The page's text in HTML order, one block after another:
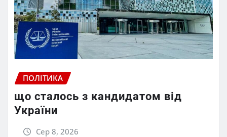
ПОЛІТИКА
що сталось з кандидатом від
України
Сер 8, 2026